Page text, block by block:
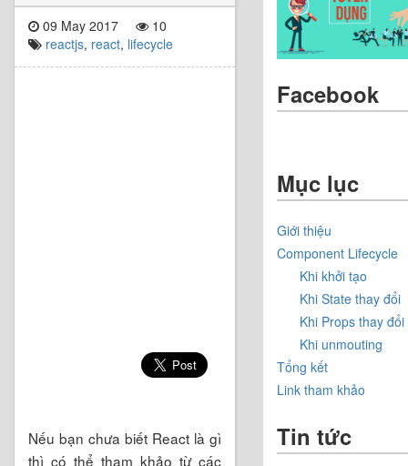
09 May 2017
10
reactjs, react, lifecycle
Nếu bạn chưa biết React là gì
thì có thể tham khảo từ các
Facebook
Mục lục
Giới thiệu
Component Lifecycle
Khi khởi tạo
Khi State thay đổi
Khi Props thay đổi
Khi unmouting
Tổng kết
Link tham khảo
Tin tức